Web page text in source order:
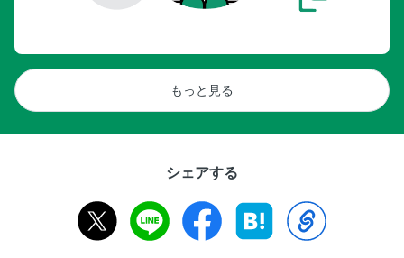
もっと見る
シェアする